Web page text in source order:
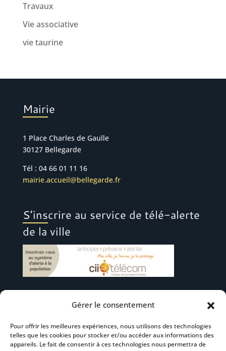
Gérer le consentement
Pour offrir les meilleures expériences, nous utilisons des technologies
telles que les cookies pour stocker et/ou accéder aux informations des
appareils. Le fait de consentir à ces technologies nous permettra de
Travaux
Vie associative
vie taurine
Mairie
1 Place Charles de Gaulle
30127 Bellegarde
Tél : 04 66 01 11 16
mairie.accueil@bellegarde.fr
S’inscrire au service de télé-alerte
de la ville
Suivez-nous